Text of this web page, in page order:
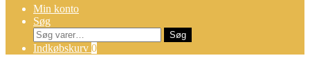
Min konto
Søg
Søg
efter:
Søg
Indkøbskurv 0